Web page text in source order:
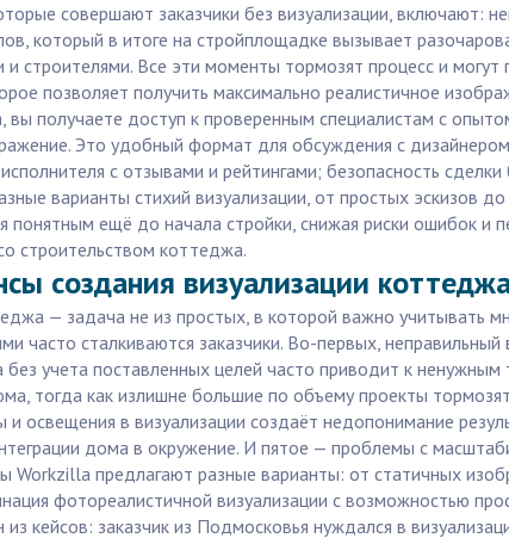
совершают заказчики без визуализации, включают:
который в итоге на стройплощадке вызывает
строителями. Все эти моменты тормозят процесс и
позволяет получить максимально реалистичное
вы получаете доступ к проверенным специалистам с
Это удобный формат для обсуждения с
с отзывами и рейтингами; безопасность
варианты стихий визуализации, от простых эскизов
понятным ещё до начала стройки, снижая риски ошибок
строительством коттеджа.
создания визуализации
— задача не из простых, в которой важно учитывать
часто сталкиваются заказчики. Во-первых,
учета поставленных целей часто приводит к
тогда как излишне большие по объему проекты
и освещения в визуализации создаёт недопонимание
дома в окружение. И пятое — проблемы с
Workzilla предлагают разные варианты: от статичных
фотореалистичной визуализации с возможностью
кейсов: заказчик из Подмосковья нуждался в